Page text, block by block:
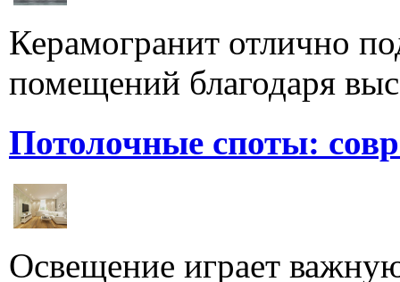
Керамогранит отлично
помещений благодаря
Потолочные споты:
Освещение играет